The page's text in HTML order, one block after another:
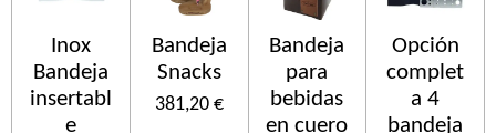
Inox
Bandeja
insertabl
e
Bandeja
Snacks
381,20 €
Bandeja
para
bebidas
en cuero
Opción
complet
a 4
bandeja